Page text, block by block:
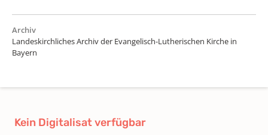
Archiv
Landeskirchliches Archiv der Evangelisch-Lutherischen Kirche in
Bayern
Kein Digitalisat verfügbar